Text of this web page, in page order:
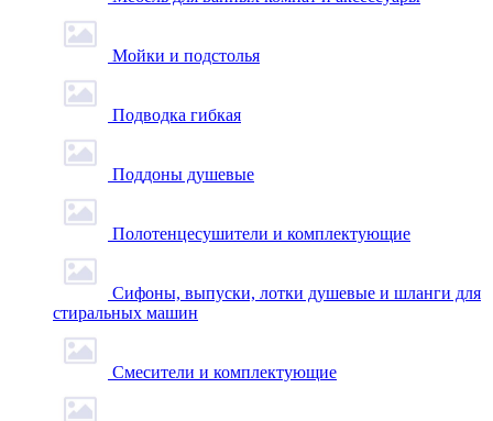
Мойки и подстолья
Подводка гибкая
Поддоны душевые
Полотенцесушители и комплектующие
Сифоны, выпуски, лотки душевые и шланги для
стиральных машин
Смесители и комплектующие